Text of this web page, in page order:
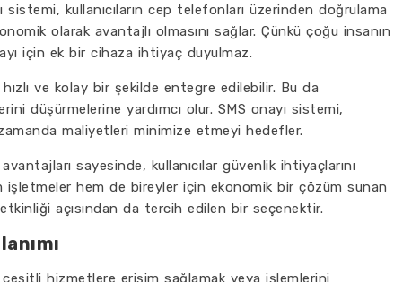
sistemi, kullanıcıların cep telefonları üzerinden doğrulama
olarak avantajlı olmasını sağlar. Çünkü çoğu insanın
için ek bir cihaza ihtiyaç duyulmaz.
ve kolay bir şekilde entegre edilebilir. Bu da
düşürmelerine yardımcı olur. SMS onayı sistemi,
maliyetleri minimize etmeyi hedefler.
sayesinde, kullanıcılar güvenlik ihtiyaçlarını
işletmeler hem de bireyler için ekonomik bir çözüm sunan
açısından da tercih edilen bir seçenektir.
çeşitli hizmetlere erişim sağlamak veya işlemlerini